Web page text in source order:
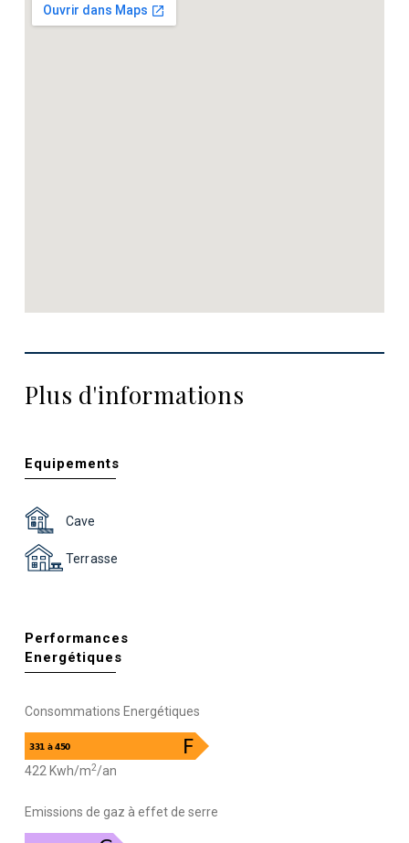
Plus d'informations
Equipements
Cave
Terrasse
Performances
Energétiques
Consommations Energétiques
422 Kwh/m2/an
Emissions de gaz à effet de serre